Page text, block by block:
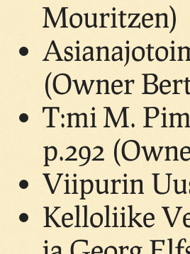
Mouritzen)
(Owner
T:mi M.
p.292
Viipurin
Kelloliike